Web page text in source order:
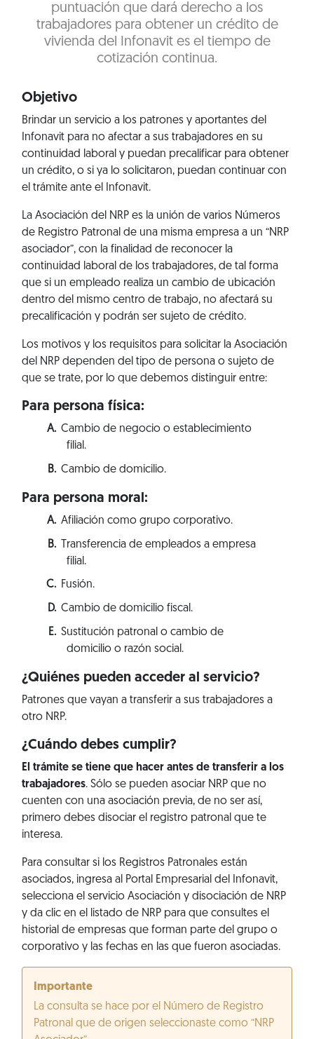
puntuación que dará derecho a los
trabajadores para obtener un crédito de
vivienda del Infonavit es el tiempo de
cotización continua.
Objetivo
Brindar un servicio a los patrones y aportantes del
Infonavit para no afectar a sus trabajadores en su
continuidad laboral y puedan precalificar para obtener
un crédito, o si ya lo solicitaron, puedan continuar con
el trámite ante el Infonavit.
La Asociación del NRP es la unión de varios Números
de Registro Patronal de una misma empresa a un “NRP
asociador”, con la finalidad de reconocer la
continuidad laboral de los trabajadores, de tal forma
que si un empleado realiza un cambio de ubicación
dentro del mismo centro de trabajo, no afectará su
precalificación y podrán ser sujeto de crédito.
Los motivos y los requisitos para solicitar la Asociación
del NRP dependen del tipo de persona o sujeto de
que se trate, por lo que debemos distinguir entre:
Para persona física:
Cambio de negocio o establecimiento
filial.
Cambio de domicilio.
Para persona moral:
Afiliación como grupo corporativo.
Transferencia de empleados a empresa
filial.
Fusión.
Cambio de domicilio fiscal.
Sustitución patronal o cambio de
domicilio o razón social.
¿Quiénes pueden acceder al servicio?
Patrones que vayan a transferir a sus trabajadores a
otro NRP.
¿Cuándo debes cumplir?
El trámite se tiene que hacer antes de transferir a los
trabajadores. Sólo se pueden asociar NRP que no
cuenten con una asociación previa, de no ser así,
primero debes disociar el registro patronal que te
interesa.
Para consultar si los Registros Patronales están
asociados, ingresa al Portal Empresarial del Infonavit,
selecciona el servicio Asociación y disociación de NRP
y da clic en el listado de NRP para que consultes el
historial de empresas que forman parte del grupo o
corporativo y las fechas en las que fueron asociadas.
Importante
La consulta se hace por el Número de Registro
Patronal que de origen seleccionaste como “NRP